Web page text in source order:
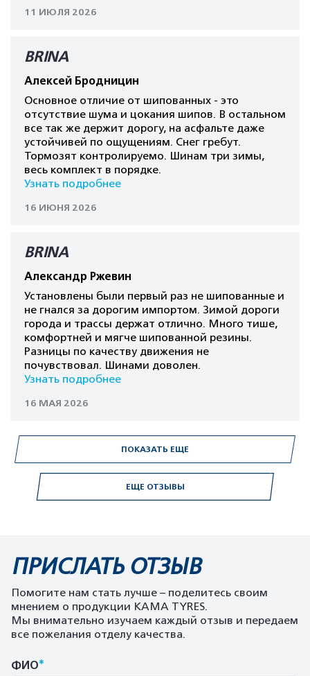
ЕЩЕ ОТЗЫВЫ
11 ИЮЛЯ 2026
BRINA
Алексей Бродницин
Основное отличие от шипованных - это
отсутствие шума и цокания шипов. В остальном
все так же держит дорогу, на асфальте даже
устойчивей по ощущениям. Снег гребут.
Тормозят контролируемо. Шинам три зимы,
весь комплект в порядке.
Узнать подробнее
16 ИЮНЯ 2026
BRINA
Александр Ржевин
Установлены были первый раз не шипованные и
не гнался за дорогим импортом. Зимой дороги
города и трассы держат отлично. Много тише,
комфортней и мягче шипованной резины.
Разницы по качеству движения не
почувствовал. Шинами доволен.
Узнать подробнее
16 МАЯ 2026
ПОКАЗАТЬ ЕЩЕ
ПРИСЛАТЬ ОТЗЫВ
Помогите нам стать лучше – поделитесь своим
мнением о продукции KAMA TYRES.
Мы внимательно изучаем каждый отзыв и передаем
все пожелания отделу качества.
ФИО*